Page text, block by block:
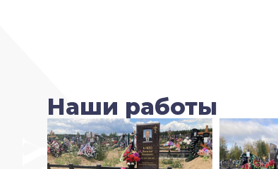
Наши работы